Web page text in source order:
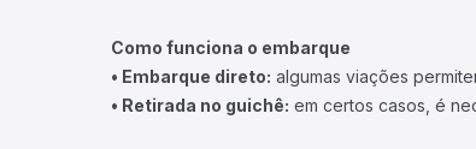
Como funciona o embarque
• Embarque direto: algumas viações
• Retirada no guichê: em certos casos, é